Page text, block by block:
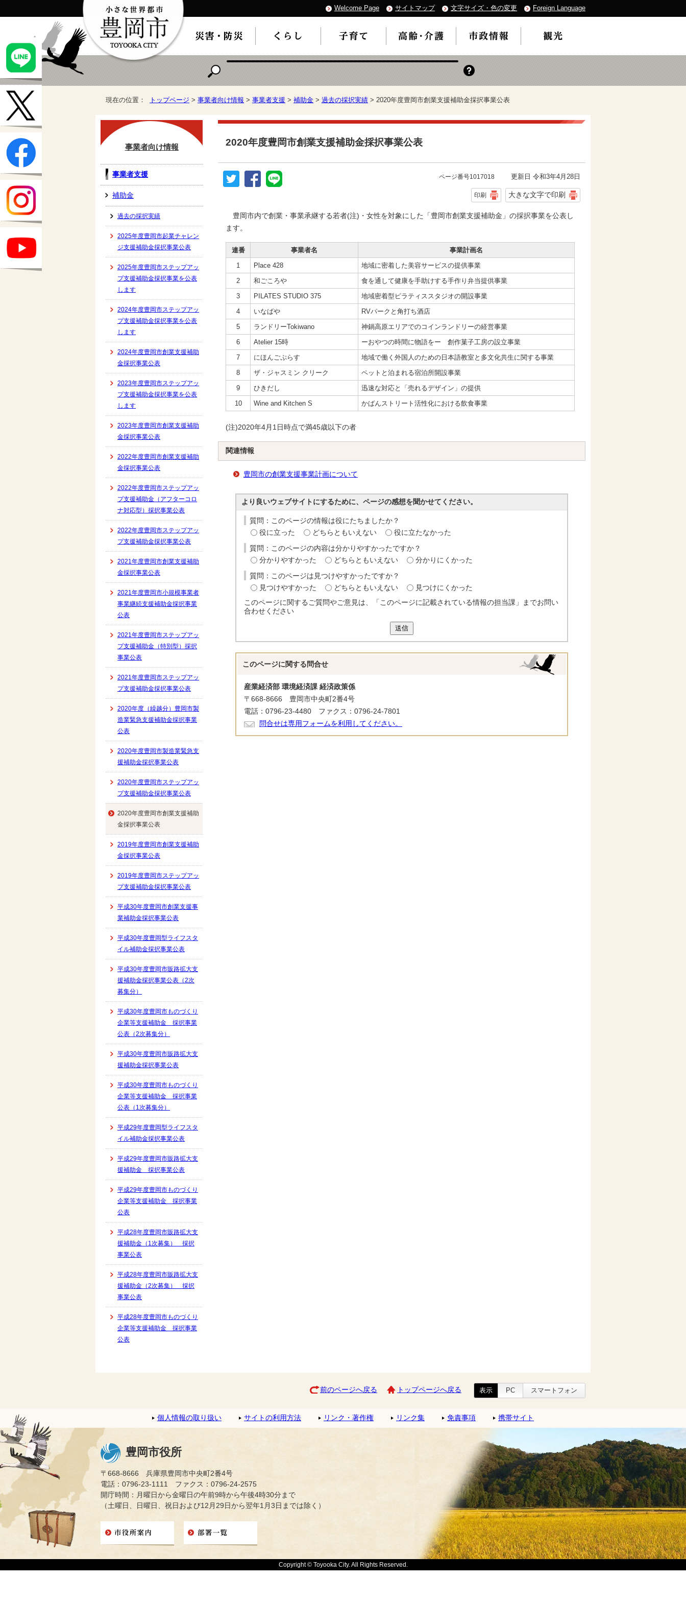
Welcome Page サイトマップ 文字サイズ・色の変更 Foreign Language
現在の位置： トップページ > 事業者向け情報 > 事業者支援 > 補助金 > 過去の採択実績 > 2020年度豊岡市創業支援補助金採択事業公表
2020年度豊岡市創業支援補助金採択事業公表
ページ番号1017018 更新日 令和3年4月28日
印刷 大きな文字で印刷
豊岡市内で創業・事業承継する若者(注)・女性を対象にした「豊岡市創業支援補助金」の採択事業を公表し
ます。
連番 事業者名
事業計画名
1
Place 428
地域に密着した美容サービスの提供事業
2
和ごころや
食を通して健康を手助けする手作り弁当提供事業
3
PILATES STUDIO 375
地域密着型ピラティススタジオの開設事業
4
いなばや
RVパークと角打ち酒店
5
ランドリーTokiwano
神鍋高原エリアでのコインランドリーの経営事業
6
Atelier 15時
ーおやつの時間に物語をー 創作菓子工房の設立事業
7
にほんごぷらす
地域で働く外国人のための日本語教室と多文化共生に関する事業
8
ザ・ジャスミン クリーク
ペットと泊まれる宿泊所開設事業
9
ひきだし
迅速な対応と「売れるデザイン」の提供
10
Wine and Kitchen S かばんストリート活性化における飲食事業
(注)2020年4月1日時点で満45歳以下の者
関連情報
豊岡市の創業支援事業計画について
より良いウェブサイトにするために、ページの感想を聞かせてください。
質問：このページの情報は役にたちましたか？
役に立った
どちらともいえない 役に立たなかった
質問：このページの内容は分かりやすかったですか？
分かりやすかった
どちらともいえない 分かりにくかった
質問：このページは見つけやすかったですか？
見つけやすかった
どちらともいえない
見つけにくかった
このページに関するご質問やご意見は、「このページに記載されている情報の担当課」までお問い
合わせください
送信
このページに関する 問合せ
産業経済部 環境経済課 経済政策係
〒668-8666 豊岡市中央町2番4号
電話：0796-23-4480 ファクス：0796-24-7801
問合せは専用フォームを利用してください。
事業者向け情報
事業者支援
補助金
過去の採択実績
2025年度豊岡市起業チャレン
ジ支援補助金採択事業公表
2025年度豊岡市ステップアッ
プ支援補助金採択事業を公表
します
2024年度豊岡市ステップアッ
プ支援補助金採択事業を公表
します
2024年度豊岡市創業支援補助
金採択事業公表
2023年度豊岡市ステップアッ
プ支援補助金採択事業を公表
します
2023年度豊岡市創業支援補助
金採択事業公表
2022年度豊岡市創業支援補助
金採択事業公表
2022年度豊岡市ステップアッ
プ支援補助金（アフターコロ
ナ対応型）採択事業公表
2022年度豊岡市ステップアッ
プ支援補助金採択事業公表
2021年度豊岡市創業支援補助
金採択事業公表
2021年度豊岡市小規模事業者
事業継続支援補助金採択事業
公表
2021年度豊岡市ステップアッ
プ支援補助金（特別型）採択
事業公表
2021年度豊岡市ステップアッ
プ支援補助金採択事業公表
2020年度（繰越分）豊岡市製
造業緊急支援補助金採択事業
公表
2020年度豊岡市製造業緊急支
援補助金採択事業公表
2020年度豊岡市ステップアッ
プ支援補助金採択事業公表
2020年度豊岡市創業支援補助
金採択事業公表
2019年度豊岡市創業支援補助
金採択事業公表
2019年度豊岡市ステップアッ
プ支援補助金採択事業公表
平成30年度豊岡市創業支援事
業補助金採択事業公表
平成30年度豊岡型ライフスタ
イル補助金採択事業公表
平成30年度豊岡市販路拡大支
援補助金採択事業公表（2次
募集分）
平成30年度豊岡市ものづくり
企業等支援補助金 採択事業
公表（2次募集分）
平成30年度豊岡市販路拡大支
援補助金採択事業公表
平成30年度豊岡市ものづくり
企業等支援補助金 採択事業
公表（1次募集分）
平成29年度豊岡型ライフスタ
イル補助金採択事業公表
平成29年度豊岡市販路拡大支
援補助金 採択事業公表
平成29年度豊岡市ものづくり
企業等支援補助金 採択事業
公表
平成28年度豊岡市販路拡大支
援補助金（1次募集） 採択
事業公表
平成28年度豊岡市販路拡大支
援補助金（2次募集） 採択
事業公表
平成28年度豊岡市ものづくり
企業等支援補助金 採択事業
公表
前のページへ戻る トップページへ戻る 表示 PC スマートフォン
個人情報の取り扱い サイトの利用方法 リンク・著作権 リンク集 免責事項 携帯サイト
豊岡市役所
〒668-8666 兵庫県豊岡市中央町2番4号
電話：0796-23-1111 ファクス：0796-24-2575
開庁時間：月曜日から金曜日の午前9時から午後4時30分まで
（土曜日、日曜日、祝日および12月29日から翌年1月3日までは除く）
Copyright © Toyooka City. All Rights Reserved.